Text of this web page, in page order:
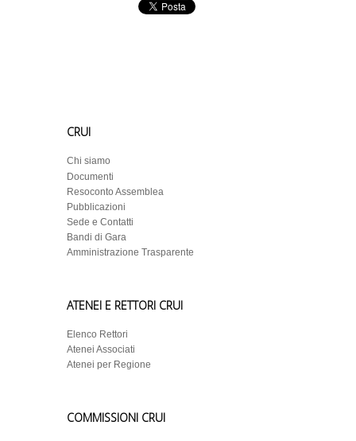
CRUI
Chi siamo
Documenti
Resoconto Assemblea
Pubblicazioni
Sede e Contatti
Bandi di Gara
Amministrazione Trasparente
ATENEI E RETTORI CRUI
Elenco Rettori
Atenei Associati
Atenei per Regione
COMMISSIONI CRUI